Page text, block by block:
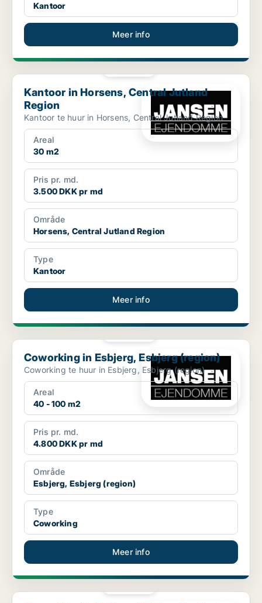
Kantoor
Meer info
Kantoor in Horsens, Central Jutland Region
Kantoor in Horsens, Central Jutland
Region
Kantoor te huur in Horsens, Central Jutland Region
Areal
30 m2
Pris pr. md.
3.500 DKK pr md
Område
Horsens, Central Jutland Region
Type
Kantoor
Meer info
Coworking in Esbjerg, Esbjerg (region)
Coworking in Esbjerg, Esbjerg (region)
Coworking te huur in Esbjerg, Esbjerg (region)
Areal
40 - 100 m2
Pris pr. md.
4.800 DKK pr md
Område
Esbjerg, Esbjerg (region)
Type
Coworking
Meer info
Coworking in Esbjerg, Esbjerg (region)